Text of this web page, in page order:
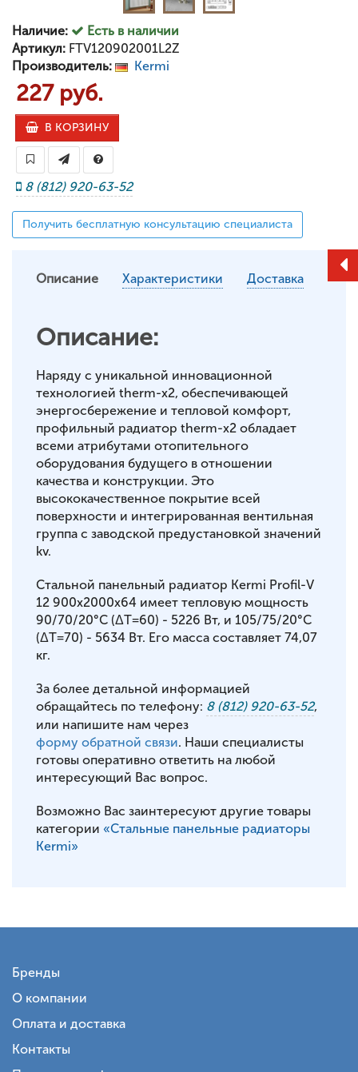
Наличие:
Есть в наличии
Артикул: FTV120902001L2Z
Производитель:
Kermi
227 руб.
В КОРЗИНУ
8 (812) 920-63-52
Получить бесплатную консультацию специалиста
Описание Характеристики Доставка
Описание:
Наряду с уникальной инновационной
технологией therm-x2, обеспечивающей
энергосбережение и тепловой комфорт,
профильный радиатор therm-x2 обладает
всеми атрибутами отопительного
оборудования будущего в отношении
качества и конструкции. Это
высококачественное покрытие всей
поверхности и интегрированная вентильная
группа с заводской предустановкой значений
kv.
Стальной панельный радиатор Kermi Profil-V
12 900x2000x64 имеет тепловую мощность
90/70/20°С (ΔT=60) - 5226 Вт, и 105/75/20°С
(ΔT=70) - 5634 Вт. Его масса составляет 74,07
кг.
За более детальной информацией
обращайтесь по телефону: 8 (812) 920-63-52,
или напишите нам через
форму обратной связи. Наши специалисты
готовы оперативно ответить на любой
интересующий Вас вопрос.
Возможно Вас заинтересуют другие товары
категории «Стальные панельные радиаторы
Kermi»
Бренды
О компании
Оплата и доставка
Контакты